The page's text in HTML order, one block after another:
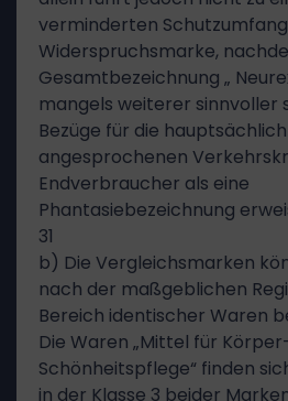
verminderten
Widerspruchsmarke,
Gesamtbezeichnung „
mangels weiterer sinnvoller
Bezüge für die hauptsächlich
angesprochenen
Endverbraucher als eine
Phantasiebezeichnung
31
b) Die Vergleichsmarken
nach der maßgeblichen
Bereich identischer Waren
Die Waren „Mittel für
Schönheitspflege“ finden
in der Klasse 3 beider